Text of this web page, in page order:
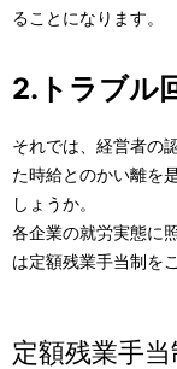
ることになります。
2.トラブル
それでは、経営者の
た時給とのかい離を
しょうか。
各企業の就労実態に
は定額残業手当制を
定額残業手当